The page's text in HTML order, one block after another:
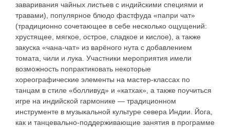
заваривания чайных листьев с индийскими специями и
травами), популярное блюдо фастфуда «папри чат»
(традиционно сочетающее в себе несколько ощущений:
хрустящее, мягкое, острое, сладкое и кислое), а также
закуска «чана-чат» из варёного нута с добавлением
томата, чили и лука. Участники мероприятия имели
возможность попрактиковать некоторые
хореографические элементы на мастер-классах по
танцам в стиле «болливуд» и «катхак», а также поучиться
игре на индийской гармонике — традиционном
инструменте в музыкальной культуре севера Индии. Йога,
как и танцевально-поддерживающие занятия в программе